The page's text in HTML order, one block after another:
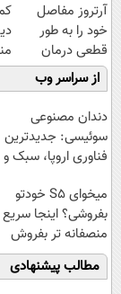
آرتروز مفاصل
خود را به طور
قطعی درمان
کنید!
◗پرسش‌نامه◖
از سراسر وب
دندان مصنوعی
سوئیسی: جدیدترین
فناوری اروپا، سبک و
قسطی
میخوای S5 خودتو
بفروشی؟ اینجا
منصفانه تر بفروش
مطالب پیشنهادی